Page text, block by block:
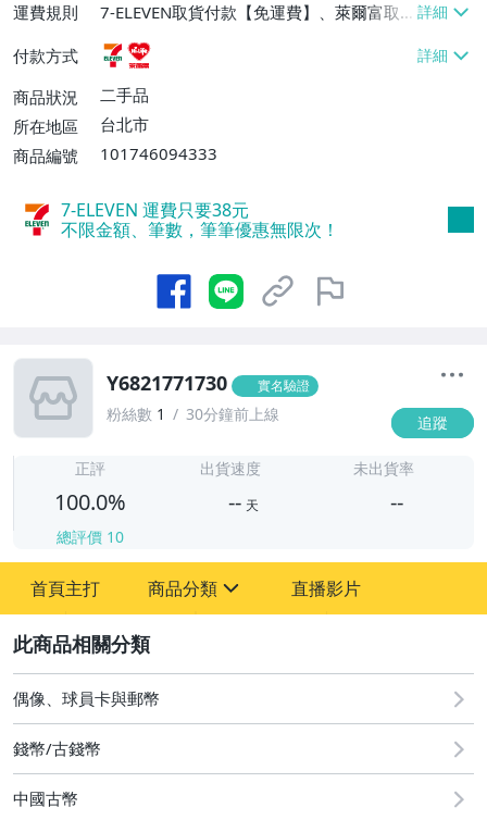
運費規則
7-ELEVEN取貨付款【免運費】、萊爾富取
貨付款【免運費】
付款方式
商品狀況
二手品
所在地區
台北市
商品編號
101746094333
7-ELEVEN 運費只要38元
不限金額、筆數，筆筆優惠無限次！
Y6821771730 實名驗證
粉絲數 1 30分鐘前上線 追蹤
正評
100.0%
總評價 10
出貨速度
-- 天
未出貨率
--
首頁主打 商品分類
圖書/影音/文具
手機、配件與通訊
直播影片
偶像、球員卡與郵幣
錢幣/古錢幣
中國古幣